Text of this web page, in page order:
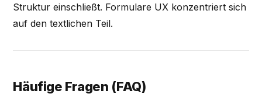
Struktur einschließt. Formulare UX konzentriert sich
auf den textlichen Teil.
Häufige Fragen (FAQ)